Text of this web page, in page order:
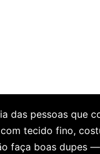
das pessoas que
tecido fino,
faça boas dupes